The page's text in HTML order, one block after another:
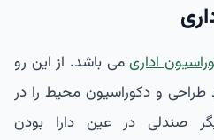
اداریمی باشد. از این رو
طراحی و دکوراسیون محیط را در
صندلی در عین دارا بودن